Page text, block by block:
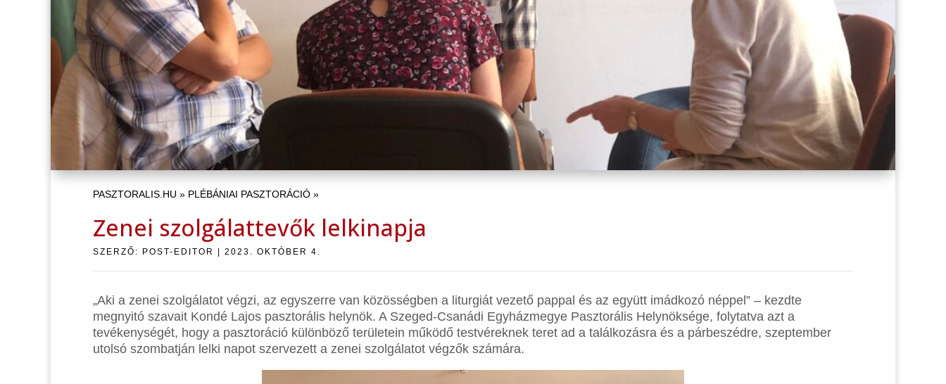
PASZTORALIS.HU » PLÉBÁNIAI PASZTORÁCIÓ »
Zenei szolgálattevők lelkinapja
SZERZŐ: POST-EDITOR 2023. OKTÓBER 4.
„Aki a zenei szolgálatot végzi, az egyszerre van közösségben a liturgiát vezető pappal és az együtt imádkozó néppel” – kezdte
megnyitó szavait Kondé Lajos pasztorális helynök. A Szeged-Csanádi Egyházmegye Pasztorális Helynöksége, folytatva azt a
tevékenységét, hogy a pasztoráció különböző területein működő testvéreknek teret ad a találkozásra és a párbeszédre, szeptember
utolsó szombatján lelki napot szervezett a zenei szolgálatot végzők számára.